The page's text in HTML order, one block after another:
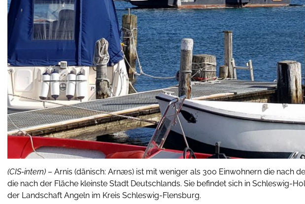
(CIS-intern) – Arnis (dänisch: Arnæs) ist mit weniger als 300 Einwohnern die nach
die nach der Fläche kleinste Stadt Deutschlands. Sie befindet sich in Schleswig-
der Landschaft Angeln im Kreis Schleswig-Flensburg.